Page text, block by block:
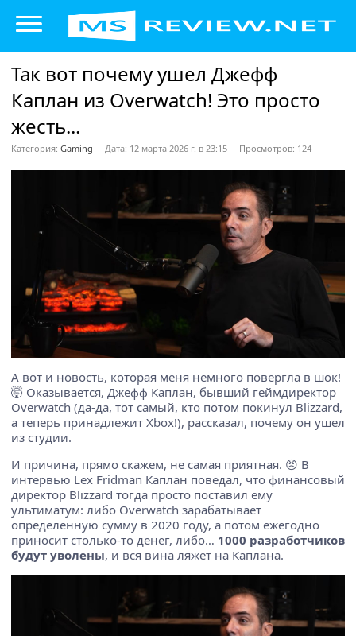
Так вот почему ушел Джефф
Каплан из Overwatch! Это просто
жесть...
Категория: Gaming Дата: 12 марта 2026 г. в 23:15 Просмотров: 124
А вот и новость, которая меня немного повергла в шок!
🤯 Оказывается, Джефф Каплан, бывший геймдиректор
Overwatch (да-да, тот самый, кто потом покинул Blizzard,
а теперь принадлежит Xbox!), рассказал, почему он ушел
из студии.
И причина, прямо скажем, не самая приятная. 😠 В
интервью Lex Fridman Каплан поведал, что финансовый
директор Blizzard тогда просто поставил ему
ультиматум: либо Overwatch зарабатывает
определенную сумму в 2020 году, а потом ежегодно
приносит столько-то денег, либо… 1000 разработчиков
будут уволены, и вся вина ляжет на Каплана.